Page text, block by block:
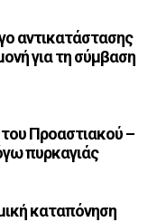
αντικατάστασης
για τη σύμβαση
Προαστιακού –
πυρκαγιάς
καταπόνηση